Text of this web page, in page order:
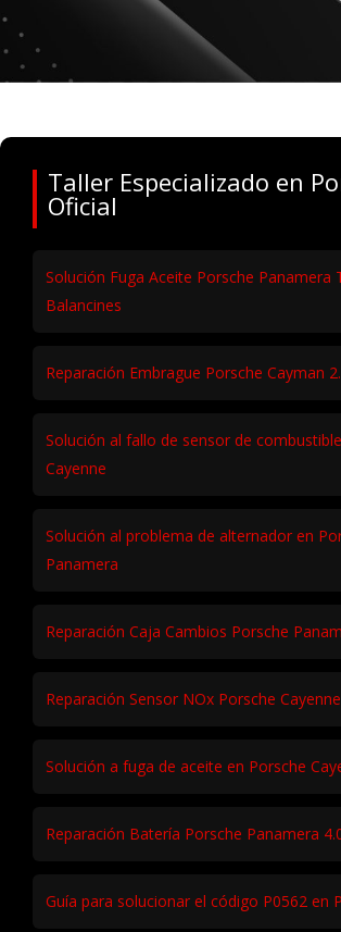
Taller Especializado en
Oficial
Solución Fuga Aceite Porsche Panamera
Balancines
Reparación Embrague Porsche Cayman
Solución al fallo de sensor de
Cayenne
Solución al problema de alternador en
Panamera
Reparación Caja Cambios Porsche
Reparación Sensor NOx Porsche
Solución a fuga de aceite en Porsche
Reparación Batería Porsche Panamera
Guía para solucionar el código P0562 en